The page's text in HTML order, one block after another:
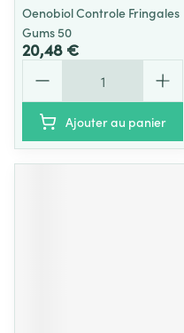
Oenobiol Controle Fringales
Gums 50
20,48 €
Ajouter au panier